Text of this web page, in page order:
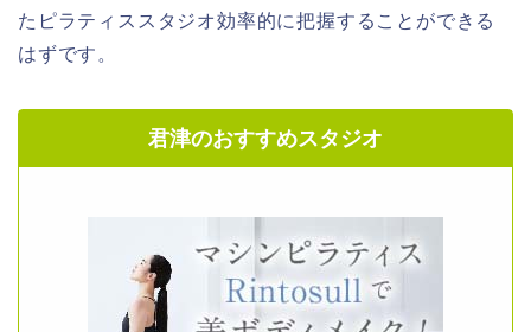
たピラティススタジオ効率的に把握することができる
はずです。
君津のおすすめスタジオ